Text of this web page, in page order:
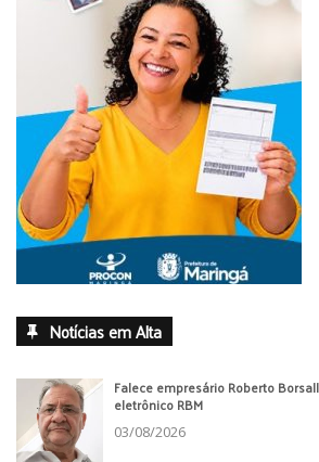
Notícias em Alta
Falece empresário Roberto
eletrônico RBM
03/08/2026